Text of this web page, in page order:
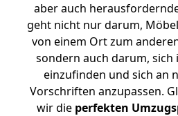
aber auch
geht nicht nur darum,
von einem Ort zum
sondern auch darum, sich
einzufinden und sich an
Vorschriften anzupassen.
wir die perfekten